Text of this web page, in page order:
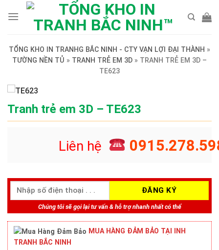
TỔNG KHO IN TRANHG BẮC NINH - CTY VẠN LỢI ĐẠI THÀNH »
TƯỜNG NỀN TỦ » TRANH TRẺ EM 3D » TRANH TRẺ EM 3D –
TE623
Tranh trẻ em 3D – TE623
Liên hệ
Chúng tôi sẽ gọi lại tư vấn & hỗ trợ nhanh nhất có thể
MUA HÀNG ĐẢM BẢO TẠI INH
TRANH BẮC NINH